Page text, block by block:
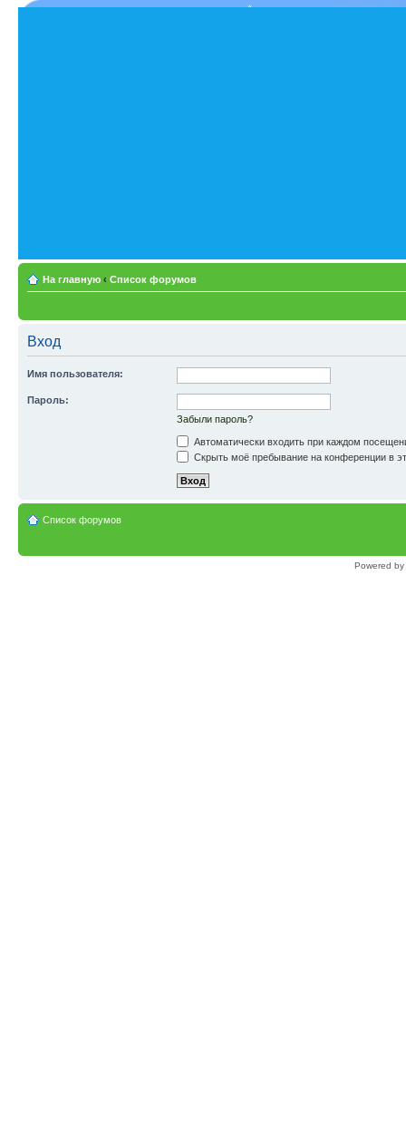
На главную ‹ Список форумов
Вход
Имя пользователя:
Пароль:
Забыли пароль?
Автоматически входить при каждом
Скрыть моё пребывание на конференции в
Список форумов
Powered by